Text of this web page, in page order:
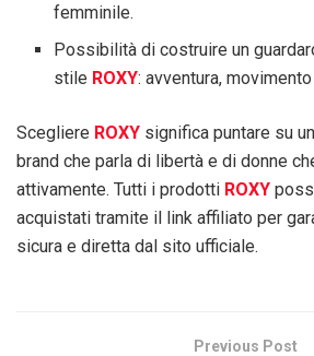
femminile.
Possibilità di costruire un
stile ROXY: avventura,
Scegliere ROXY significa puntare su
brand che parla di libertà e di donne
attivamente. Tutti i prodotti ROXY
acquistati tramite il link affiliato per
sicura e diretta dal sito ufficiale.
Previous Post